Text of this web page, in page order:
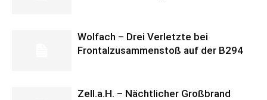
Wolfach – Drei Verletzte bei
Frontalzusammenstoß auf der B294
Zell.a.H. – Nächtlicher Großbrand